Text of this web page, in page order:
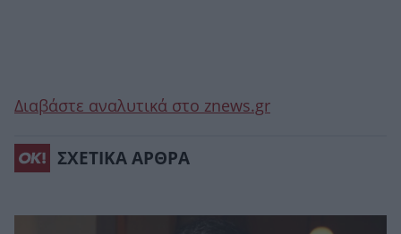
Διαβάστε αναλυτικά στο znews.gr
ΣΧΕΤΙΚΑ ΑΡΘΡΑ